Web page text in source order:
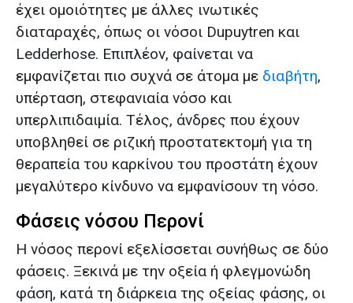
έχει ομοιότητες με άλλες ινωτικές
διαταραχές, όπως οι νόσοι Dupuytren και
Ledderhose. Επιπλέον, φαίνεται να
εμφανίζεται πιο συχνά σε άτομα με διαβήτη,
υπέρταση, στεφανιαία νόσο και
υπερλιπιδαιμία. Τέλος, άνδρες που έχουν
υποβληθεί σε ριζική προστατεκτομή για τη
θεραπεία του καρκίνου του προστάτη έχουν
μεγαλύτερο κίνδυνο να εμφανίσουν τη νόσο.
Φάσεις νόσου Περονί
Η νόσος περονί εξελίσσεται συνήθως σε δύο
φάσεις. Ξεκινά με την οξεία ή φλεγμονώδη
φάση, κατά τη διάρκεια της οξείας φάσης, οι